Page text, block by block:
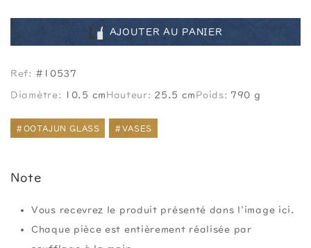
AJOUTER AU PANIER
Ref: #10537
Diamètre: 10.5 cm Hauteur: 25.5 cm Poids: 790 g
#OOTAJUN GLASS #VASES
Note
Vous recevrez le produit présenté dans l'image ici.
Chaque pièce est entièrement réalisée par